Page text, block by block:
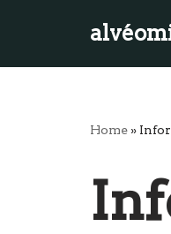
au
Home »